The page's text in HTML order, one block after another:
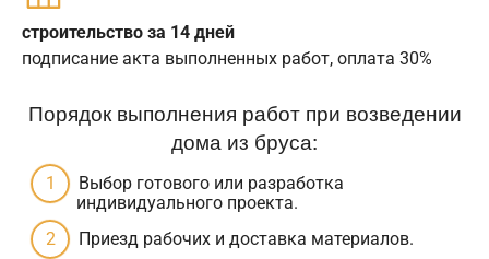
строительство за 14 дней
подписание акта выполненных работ, оплата 30%
Порядок выполнения работ при возведении
дома из бруса:
Выбор готового или разработка
индивидуального проекта.
Приезд рабочих и доставка материалов.